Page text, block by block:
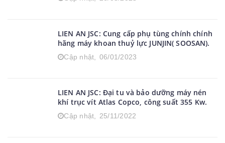
LIEN AN JSC: Cung cấp phụ tùng chính chính
hãng máy khoan thuỷ lực JUNJIN( SOOSAN).
Cập nhật, 06/01/2023
LIEN AN JSC: Đại tu và bảo dưỡng máy nén
khí trục vít Atlas Copco, công suất 355 Kw.
Cập nhật, 25/11/2022